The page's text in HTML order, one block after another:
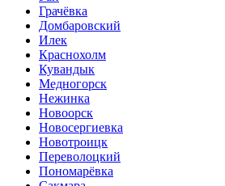
Грачёвка
Домбаровский
Илек
Краснохолм
Кувандык
Медногорск
Нежинка
Новоорск
Новосергиевка
Новотроицк
Переволоцкий
Пономарёвка